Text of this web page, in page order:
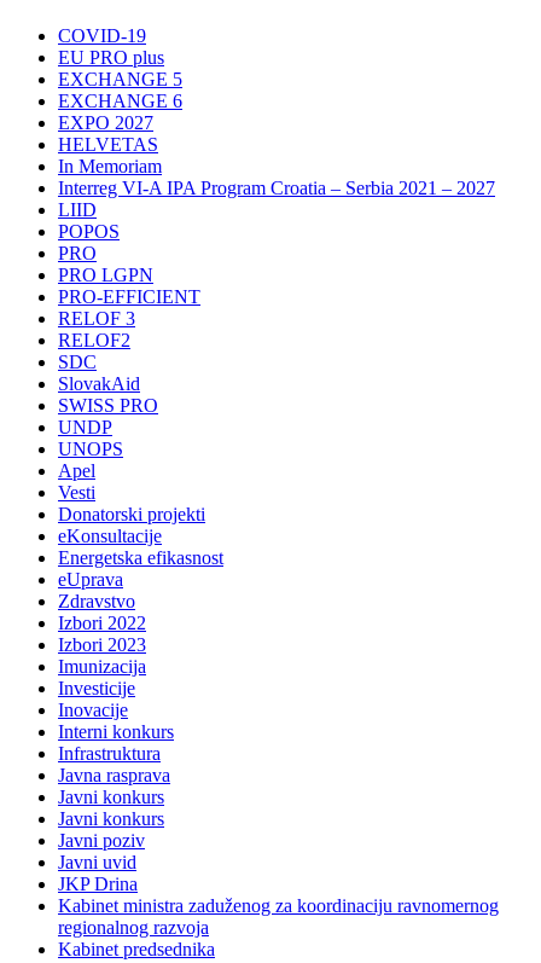
COVID-19
EU PRO plus
EXCHANGE 5
EXCHANGE 6
EXPO 2027
HELVETAS
In Memoriam
Interreg VI-A IPA Program Croatia – Serbia 2021 – 2027
LIID
POPOS
PRO
PRO LGPN
PRO-EFFICIENT
RELOF 3
RELOF2
SDC
SlovakAid
SWISS PRO
UNDP
UNOPS
Apel
Vesti
Donatorski projekti
eKonsultacije
Energetska efikasnost
eUprava
Zdravstvo
Izbori 2022
Izbori 2023
Imunizacija
Investicije
Inovacije
Interni konkurs
Infrastruktura
Javna rasprava
Javni konkurs
Javni konkurs
Javni poziv
Javni uvid
JKP Drina
Kabinet ministra zaduženog za koordinaciju ravnomernog
regionalnog razvoja
Kabinet predsednika